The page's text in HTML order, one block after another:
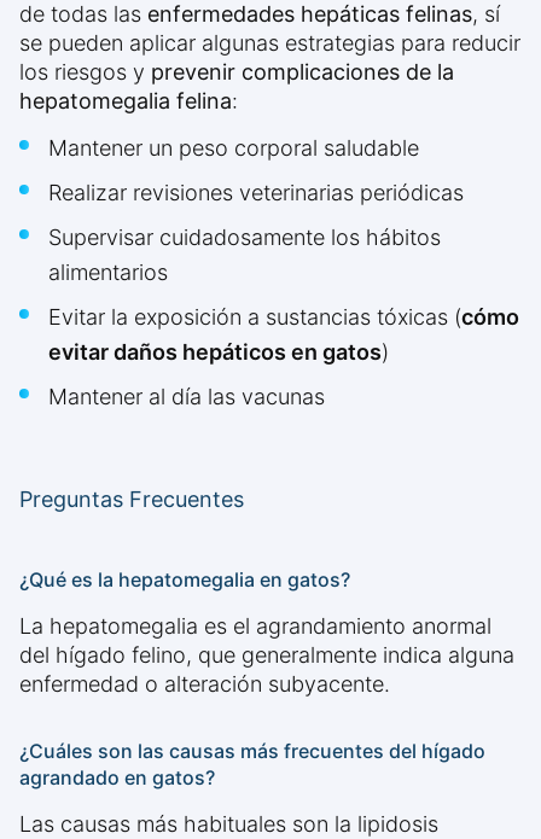
de todas las enfermedades hepáticas felinas, sí
se pueden aplicar algunas estrategias para reducir
los riesgos y prevenir complicaciones de la
hepatomegalia felina:
Mantener un peso corporal saludable
Realizar revisiones veterinarias periódicas
Supervisar cuidadosamente los hábitos
alimentarios
Evitar la exposición a sustancias tóxicas (cómo
evitar daños hepáticos en gatos)
Mantener al día las vacunas
Preguntas Frecuentes
¿Qué es la hepatomegalia en gatos?
La hepatomegalia es el agrandamiento anormal
del hígado felino, que generalmente indica alguna
enfermedad o alteración subyacente.
¿Cuáles son las causas más frecuentes del hígado
agrandado en gatos?
Las causas más habituales son la lipidosis